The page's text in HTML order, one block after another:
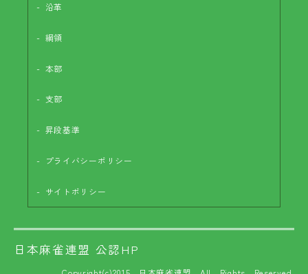
沿革
綱領
本部
支部
昇段基準
プライバシーポリシー
サイトポリシー
日本麻雀連盟 公認HP